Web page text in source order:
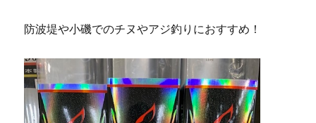
防波堤や小磯でのチヌやアジ釣りにおすすめ！